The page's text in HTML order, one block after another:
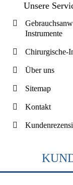
Unsere
Instrumente
Chirurgische-
Über uns
Sitemap
Kontakt